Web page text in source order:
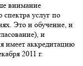
внимание
спектра услуг по
Это и обучение, и
и
имеет аккредитацию
2011 г.